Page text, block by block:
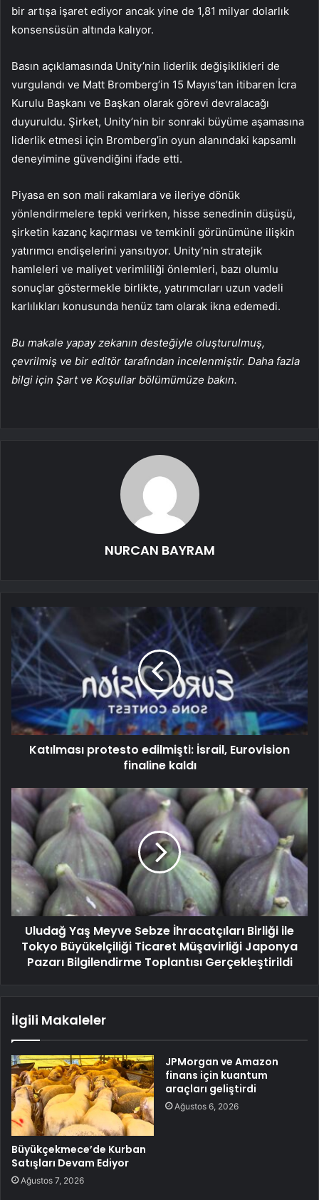
bir artışa işaret ediyor ancak yine de 1,81 milyar dolarlık
konsensüsün altında kalıyor.
Basın açıklamasında Unity’nin liderlik değişiklikleri de
vurgulandı ve Matt Bromberg’in 15 Mayıs’tan itibaren İcra
Kurulu Başkanı ve Başkan olarak görevi devralacağı
duyuruldu. Şirket, Unity’nin bir sonraki büyüme aşamasına
liderlik etmesi için Bromberg’in oyun alanındaki kapsamlı
deneyimine güvendiğini ifade etti.
Piyasa en son mali rakamlara ve ileriye dönük
yönlendirmelere tepki verirken, hisse senedinin düşüşü,
şirketin kazanç kaçırması ve temkinli görünümüne ilişkin
yatırımcı endişelerini yansıtıyor. Unity’nin stratejik
hamleleri ve maliyet verimliliği önlemleri, bazı olumlu
sonuçlar göstermekle birlikte, yatırımcıları uzun vadeli
karlılıkları konusunda henüz tam olarak ikna edemedi.
Bu makale yapay zekanın desteğiyle oluşturulmuş,
çevrilmiş ve bir editör tarafından incelenmiştir. Daha fazla
bilgi için Şart ve Koşullar bölümümüze bakın.
NURCAN BAYRAM
Katılması protesto edilmişti: İsrail, Eurovision
finaline kaldı
Uludağ Yaş Meyve Sebze İhracatçıları Birliği ile
Tokyo Büyükelçiliği Ticaret Müşavirliği Japonya
Pazarı Bilgilendirme Toplantısı Gerçekleştirildi
İlgili Makaleler
Büyükçekmece’de Kurban
Satışları Devam Ediyor
Ağustos 7, 2026
JPMorgan ve Amazon
finans için kuantum
araçları geliştirdi
Ağustos 6, 2026